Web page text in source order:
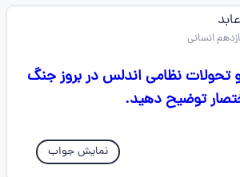
و تحولات نظامی اندلس در بروز جنگ
توضیح دهید.
نمایش جواب